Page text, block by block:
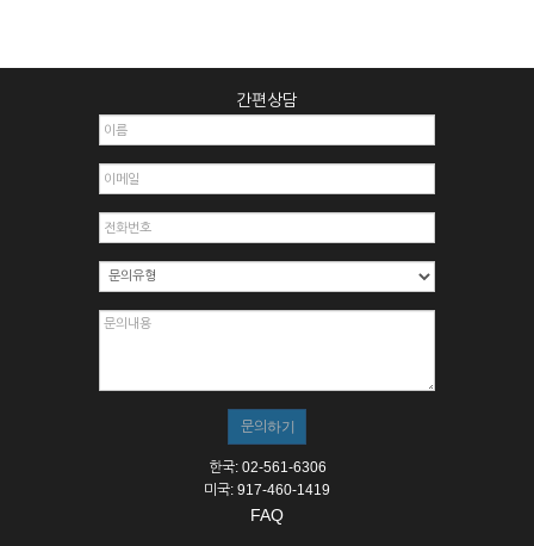
간편상담
한국: 02-561-6306
미국: 917-460-1419
FAQ